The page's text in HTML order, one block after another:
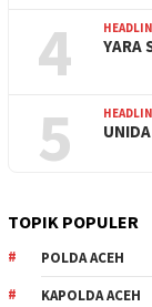
4
5
TOPIK POPULER
POLDA ACEH
KAPOLDA ACEH